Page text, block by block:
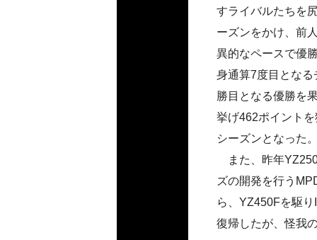
すライバルたちを
ーズンをかけ、前
異的なペースで優
身通算7度目とな
勝目となる優勝を
挙げ462ポイント
シーズンとなった
また、昨年
ズの開発を行う
ら、YZ450Fを駆
復帰したが、怪我